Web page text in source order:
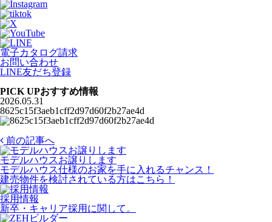
電子カタログ請求
お問い合わせ
LINE友だち登録
PICK UPおすすめ情報
2026.05.31
8625c15f3aeb1cff2d97d60f2b27ae4d
前の記事へ
モデルハウスお譲りします
モデルハウス仕様のお家を手に入れるチャンス！
建売物件を検討されている方はこちら！
採用情報
新卒・キャリア採用に関して。